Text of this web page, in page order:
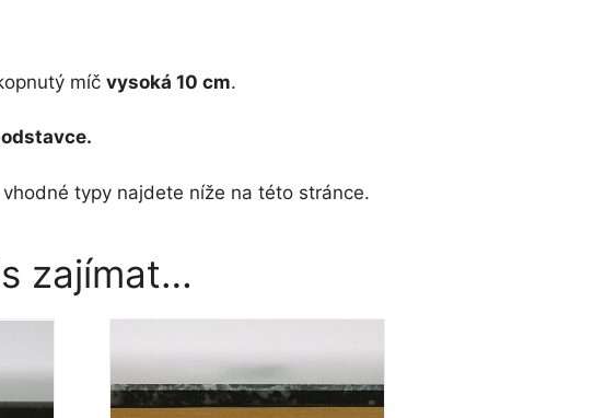
míč vysoká 10 cm.
typy najdete níže na této stránce.
zajímat…